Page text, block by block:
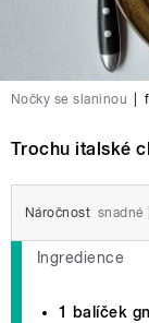
Nočky se slaninou
Trochu italské
Náročnost snadné
Ingredience
1 balíček